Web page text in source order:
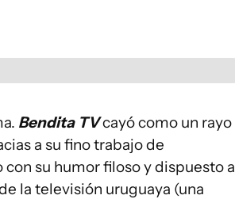
Bendita TVcayó como un rayo
a su fino trabajo de
su humor filoso y dispuesto a
la televisión uruguaya (una